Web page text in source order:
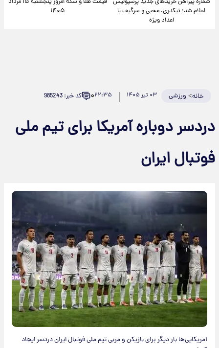
اعلام شد؛ تیکدری، محبی و سرگیف با
اعداد ویژه
۱۴۰۵
خانه> ورزشی ۰۳ تیر ۱۴۰۵ ۲۲:۳۵۰ کد خبر: 985243
دردسر دوباره آمریکا برای تیم ملی
فوتبال ایران
آمریکایی‌ها بار دیگر برای بازیکن و مربی تیم ملی فوتبال ایران دردسر ایجاد